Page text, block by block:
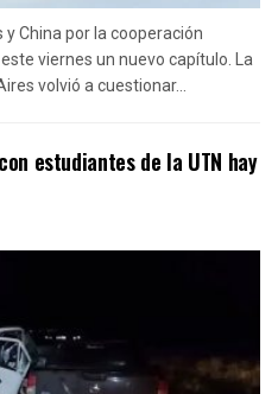
China por la cooperación
viernes un nuevo capítulo. La
volvió a cuestionar...
estudiantes de la UTN hay